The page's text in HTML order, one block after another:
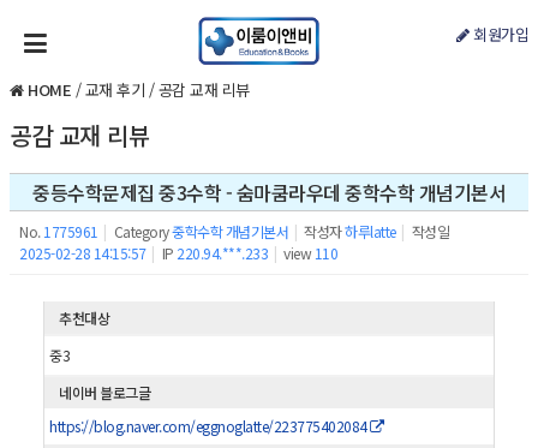
회원가입
HOME /교재 후기 /공감 교재 리뷰
공감 교재 리뷰
중등수학문제집 중3수학 - 숨마쿰라우데 중학수학 개념기본서
No. 1775961 | Category중학수학 개념기본서 | 작성자하루latte | 작성일
2025-02-28 14:15:57 | IP 220.94.***.233 | view 110
추천대상
중3
네이버 블로그글
https://blog.naver.com/eggnoglatte/223775402084